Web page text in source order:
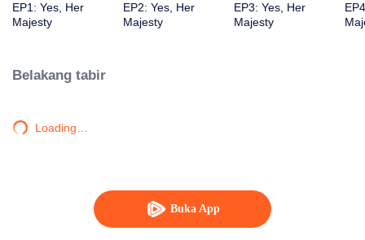
Buka App
EP1: Yes, Her
Majesty
EP2: Yes, Her
Majesty
EP3: Yes, Her
Majesty
Belakang tabir
Loading…